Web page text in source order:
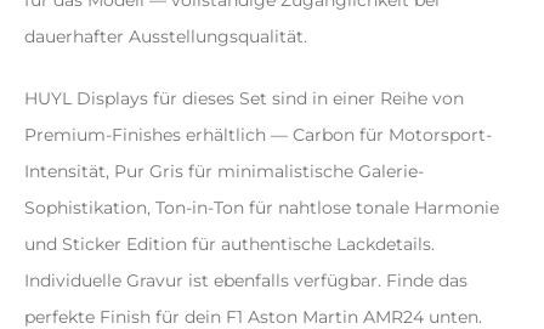
dauerhafter Ausstellungsqualität.
HUYL Displays für dieses Set sind in einer Reihe von
Premium-Finishes erhältlich — Carbon für Motorsport-
Intensität, Pur Gris für minimalistische Galerie-
Sophistikation, Ton-in-Ton für nahtlose tonale Harmonie
und Sticker Edition für authentische Lackdetails.
Individuelle Gravur ist ebenfalls verfügbar. Finde das
perfekte Finish für dein F1 Aston Martin AMR24 unten.